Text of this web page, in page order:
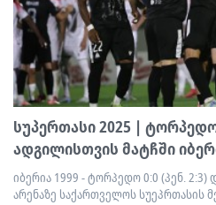
სუპერთასი 2025 |
ადგილისთვის მატჩში
იბერია 1999 - ტორპედო 0:0 (პენ.
არენაზე საქართველოს სუეპრთასის